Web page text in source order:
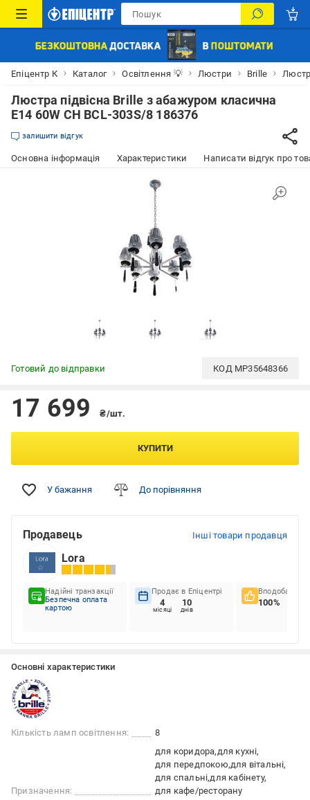
Епіцентр К Каталог Освітлення 💡 Люстри Brille
Люстра підвісна Brille з абажуром класична
E14 60W CH BCL-303S/8 186376
залишити відгук
Основна інформація Характеристики Написати відгук про
Готовий до відправки КОД MP35648366
17 699 ₴/шт.
КУПИТИ
У бажання До порівняння
Продавець Інші товари продавця
Lora
Надійні транзакції
Безпечна оплата
картою
Продає в Епіцентрі
4
місяці
10
днів
Вподобання
100%
Основні характеристики
Кількість ламп освітлення: 8
Призначення:
для коридора для кухні
для передпокою для вітальні
для спальні для кабінету
для кафе/ресторану